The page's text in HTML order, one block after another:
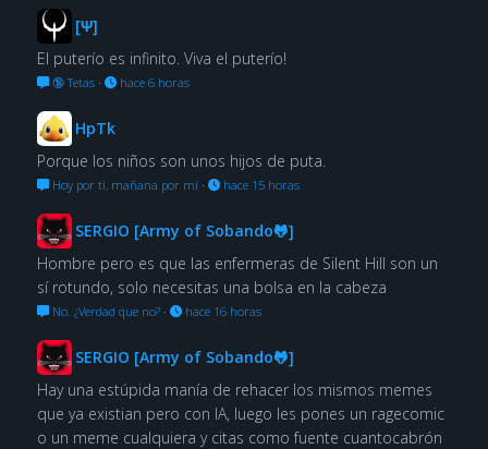
[Ψ]
El puterío es infinito. Viva el puterío!
🔞 Tetas· hace 6 horas
HpTk
Porque los niños son unos hijos de puta.
Hoy por ti, mañana por mí· hace 15 horas
SERGIO [Army of Sobando🐸]
Hombre pero es que las enfermeras de Silent Hill son un
sí rotundo, solo necesitas una bolsa en la cabeza
No. ¿Verdad que no?· hace 16 horas
SERGIO [Army of Sobando🐸]
Hay una estúpida manía de rehacer los mismos memes
que ya existian pero con IA, luego les pones un ragecomic
o un meme cualquiera y citas como fuente cuantocabrón